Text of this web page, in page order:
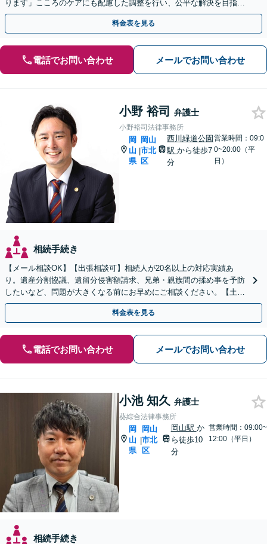
ります」こころのケアにも配慮した調整を行い、公平な解決を目指し
ます「成年後見・未成年後見のご相談にも対応」
料金表を見る
電話でお問い合わせ メールでお問い合わせ
小野 裕司 弁護士
小野裕司法律事務所
岡
山
県
|
岡山
市北
区
西川緑道公園
駅から徒歩7
分
営業時間：09:0
0~20:00（平
日）
相続手続き
【メール相談OK】【出張相談可】相続人が20名以上の対応実績あ
り。遺産分割協議、遺留分侵害額請求、兄弟・親族間の揉め事を予防
したいなど、問題が大きくなる前にお早めにご相談ください。【土日
祝・夜間相談も可能】
料金表を見る
電話でお問い合わせ メールでお問い合わせ
小池 知久 弁護士
葵綜合法律事務所
岡
山
県
|
岡山
市北
区
岡山駅 か
ら徒歩10
分
営業時間：09:00~
12:00（平日）
相続手続き